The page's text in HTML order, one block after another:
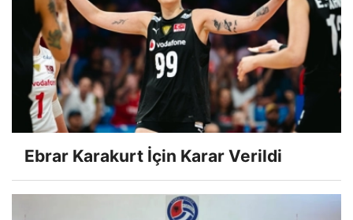
Ebrar Karakurt İçin Karar Verildi